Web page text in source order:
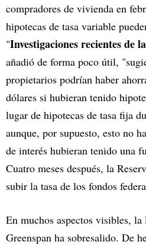
compradores de vivienda en
hipotecas de tasa variable
"Investigaciones recientes de
añadió de forma poco útil,
propietarios podrían haber
dólares si hubieran tenido
lugar de hipotecas de tasa fija
aunque, por supuesto, esto no
de interés hubieran tenido una
Cuatro meses después, la
subir la tasa de los fondos
En muchos aspectos visibles, la
Greenspan ha sobresalido. De